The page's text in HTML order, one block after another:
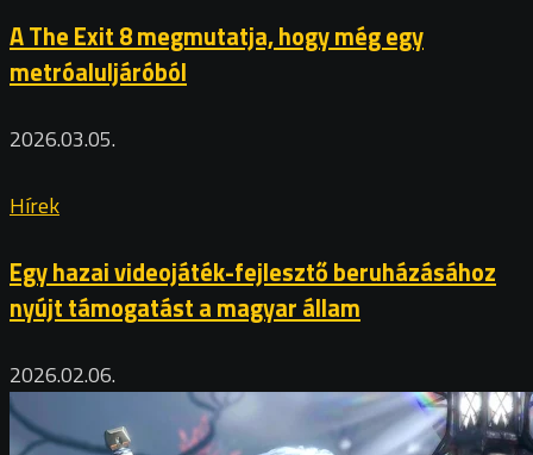
A The Exit 8 megmutatja, hogy még egy
metróaluljáróból
2026.03.05.
Hírek
Egy hazai videojáték-fejlesztő beruházásához
nyújt támogatást a magyar állam
2026.02.06.